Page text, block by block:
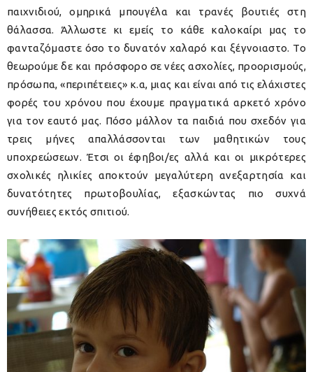
παιχνιδιού, ομηρικά μπουγέλα και τρανές βουτιές στη
θάλασσα. Άλλωστε κι εμείς το κάθε καλοκαίρι μας το
φανταζόμαστε όσο το δυνατόν χαλαρό και ξέγνοιαστο. Το
θεωρούμε δε και πρόσφορο σε νέες ασχολίες, προορισμούς,
πρόσωπα, «περιπέτειες» κ.α, μιας και είναι από τις ελάχιστες
φορές του χρόνου που έχουμε πραγματικά αρκετό χρόνο
για τον εαυτό μας. Πόσο μάλλον τα παιδιά που σχεδόν για
τρεις μήνες απαλλάσσονται των μαθητικών τους
υποχρεώσεων. Έτσι οι έφηβοι/ες αλλά και οι μικρότερες
σχολικές ηλικίες αποκτούν μεγαλύτερη ανεξαρτησία και
δυνατότητες πρωτοβουλίας, εξασκώντας πιο συχνά
συνήθειες εκτός σπιτιού.